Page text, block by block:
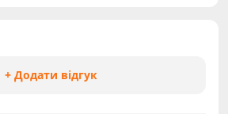
+ Додати відгук